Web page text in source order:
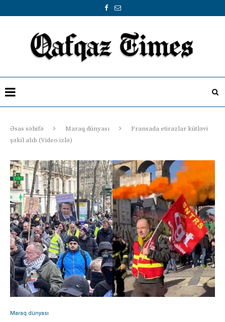
Əsas səhifə Maraq dünyası
Fransada etirazlar kütləvi
şəkil alıb (Video izlə)
Maraq dünyası